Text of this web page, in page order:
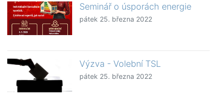
Seminář o úsporách energie
pátek 25. března 2022
Výzva - Volební TSL
pátek 25. března 2022